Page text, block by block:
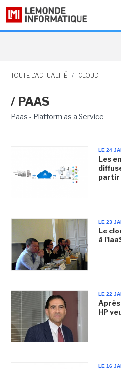
TOUTE L'ACTUALITÉ / CLOUD
/ PAAS
Paas - Platform as a Service
LE 24
Les
partir
LE 23
Le
à
LE 22
HP
LE 16